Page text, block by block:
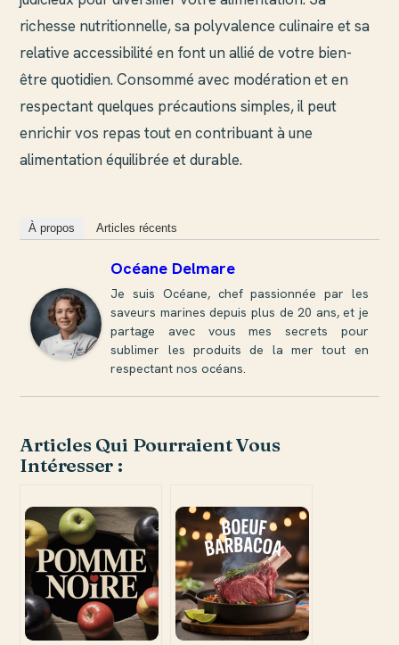
richesse nutritionnelle, sa polyvalence culinaire et sa
relative accessibilité en font un allié de votre bien-
être quotidien. Consommé avec modération et en
respectant quelques précautions simples, il peut
enrichir vos repas tout en contribuant à une
alimentation équilibrée et durable.
À propos Articles récents
Océane Delmare
Je suis Océane, chef passionnée par les
saveurs marines depuis plus de 20 ans, et je
partage avec vous mes secrets pour
sublimer les produits de la mer tout en
respectant nos océans.
Articles Qui Pourraient Vous
Intéresser :